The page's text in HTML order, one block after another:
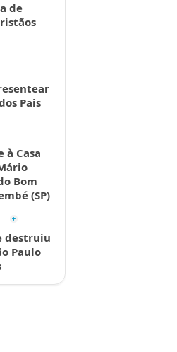
de
Pais
à Casa
Bom
(SP)
destruiu
Paulo